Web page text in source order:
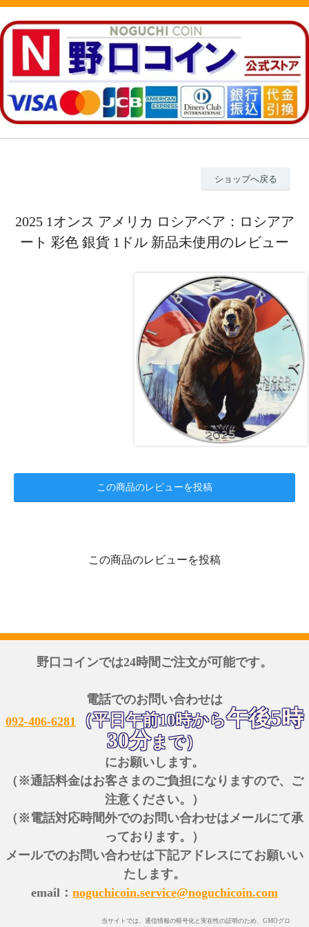
ショップへ戻る
2025 1オンス アメリカ ロシアベア：ロシアア
ート 彩色 銀貨 1ドル 新品未使用のレビュー
この商品のレビューを投稿
この商品のレビューを投稿
野口コインでは24時間ご注文が可能です。
電話でのお問い合わせは
092-406-6281
（平日午前10時から午後5時
30分まで）
にお願いします。
（※通話料金はお客さまのご負担になりますので、ご
注意ください。）
（※電話対応時間外でのお問い合わせはメールにて承
っております。）
メールでのお問い合わせは下記アドレスにてお願いい
たします。
email： noguchicoin.service@noguchicoin.com
当サイトでは、通信情報の暗号化と実在性の証明のため、GMOグロ